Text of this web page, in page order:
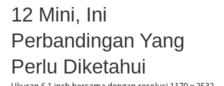
12 Mini, Ini
Perbandingan Yang
Perlu Diketahui